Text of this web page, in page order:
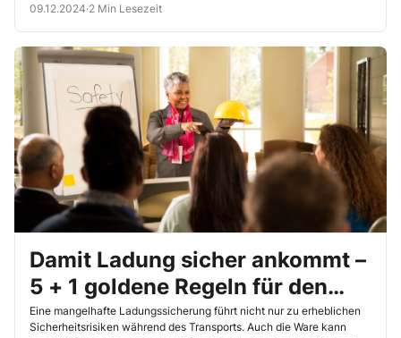
09.12.2024·2 Min Lesezeit
Damit Ladung sicher ankommt –
5 + 1 goldene Regeln für den
sicheren Transport von Lasten
Eine mangelhafte Ladungssicherung führt nicht nur zu erheblichen
Sicherheitsrisiken während des Transports. Auch die Ware kann